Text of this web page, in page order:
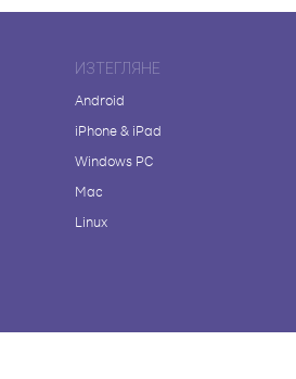
ИЗТЕГЛЯНЕ
Android
iPhone & iPad
Windows PC
Mac
Linux